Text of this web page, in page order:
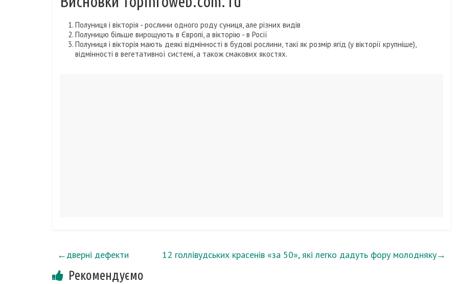
Полуниця і вікторія - рослини одного роду суниця, але різних видів
Полуницю більше вирощують в Європі, а вікторію - в Росії
Полуниця і вікторія мають деякі відмінності в будові рослини, такі як розмір ягід (у вікторії крупніше),
відмінності в вегетативної системі, а також смакових якостях.
←дверні дефекти 12 голлівудських красенів «за 50», які легко дадуть фору молодняку→
Рекомендуємо